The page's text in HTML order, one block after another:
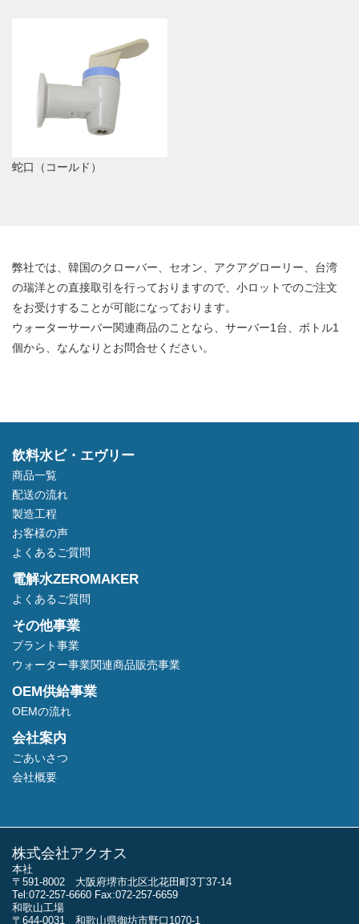
蛇口（コールド）
弊社では、韓国のクローバー、セオン、アクアグローリー、台湾
の瑞洋との直接取引を行っておりますので、小ロットでのご注文
をお受けすることが可能になっております。
ウォーターサーバー関連商品のことなら、サーバー1台、ボトル1
個から、なんなりとお問合せください。
飲料水ビ・エヴリー
商品一覧
配送の流れ
製造工程
お客様の声
よくあるご質問
電解水ZEROMAKER
よくあるご質問
その他事業
プラント事業
ウォーター事業関連商品販売事業
OEM供給事業
OEMの流れ
会社案内
ごあいさつ
会社概要
株式会社アクオス
本社
〒591-8002 大阪府堺市北区北花田町3丁37-14
Tel:072-257-6660 Fax:072-257-6659
和歌山工場
〒644-0031 和歌山県御坊市野口1070-1